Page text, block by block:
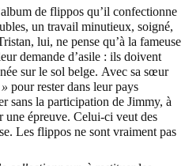
de flippos qu’il confectionne
un travail minutieux, soigné,
lui, ne pense qu’à la fameuse
demande d’asile : ils doivent
sur le sol belge. Avec sa sœur
pour rester dans leur pays
sans la participation de Jimmy, à
une épreuve. Celui-ci veut des
Les flippos ne sont vraiment pas